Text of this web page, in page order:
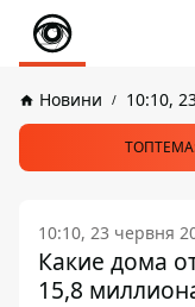
Новини 10:10,
10:10, 23 червня
Какие дома
15,8